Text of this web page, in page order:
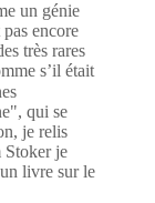
un génie
encore
très rares
s’il était
qui se
je relis
Stoker je
livre sur le